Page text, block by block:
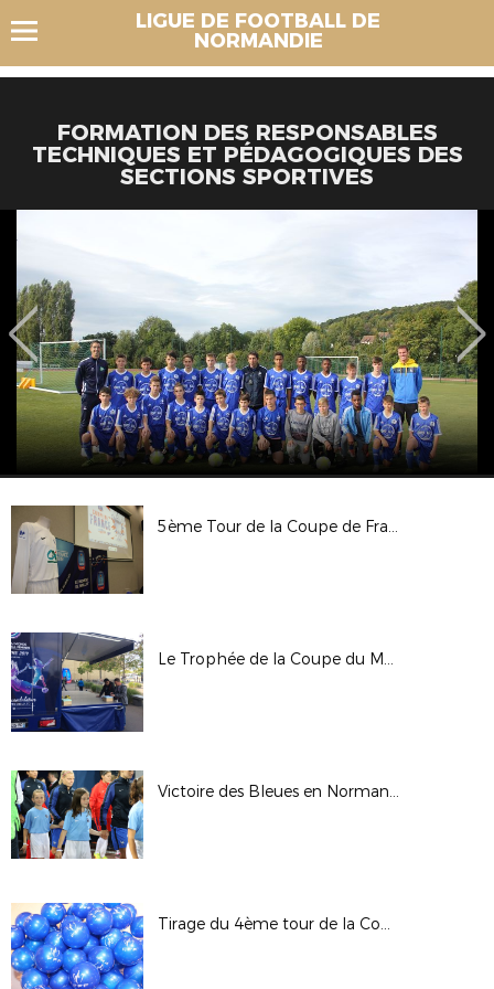
LIGUE DE FOOTBALL DE
NORMANDIE
FORMATION DES RESPONSABLES
TECHNIQUES ET PÉDAGOGIQUES DES
SECTIONS SPORTIVES
5ème Tour de la Coupe de France - Saison 17/18
Le Trophée de la Coupe du Monde Féminine FIFA, France 2019 au Havre
Victoire des Bleues en Normandie
Tirage du 4ème tour de la Coupe de France - Saison 2017/2018